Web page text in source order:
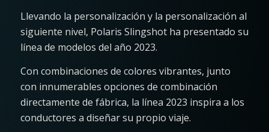
Llevando la personalización y la personalización al
siguiente nivel, Polaris Slingshot ha presentado su
línea de modelos del año 2023.
Con combinaciones de colores vibrantes, junto
con innumerables opciones de combinación
directamente de fábrica, la línea 2023 inspira a los
conductores a diseñar su propio viaje.